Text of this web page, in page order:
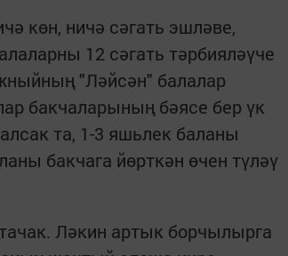
көн, ничә сәгать эшләве,
12 сәгать тәрбияләүче
"Ләйсән" балалар
бакчаларының бәясе бер үк
та, 1-3 яшьлек баланы
бакчага йөрткән өчен түләү
Ләкин артык борчылырга